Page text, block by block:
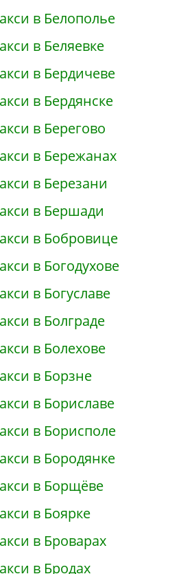
в Белополье
в Беляевке
в Бердичеве
в Бердянске
в Берегово
в Бережанах
в Березани
в Бершади
в Бобровице
в Богодухове
в Богуславе
в Болграде
в Болехове
в Борзне
в Бориславе
в Борисполе
в Бородянке
в Борщёве
в Боярке
в Броварах
в Бродах